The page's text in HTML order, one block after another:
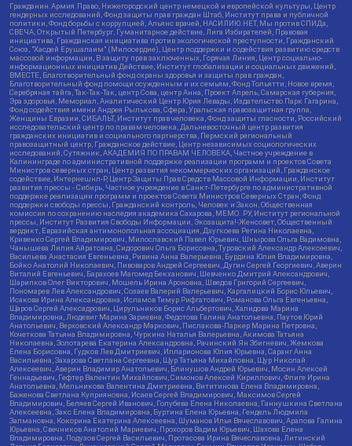
Гражданин.Армия.Право, Нижегородский центр немецкой и европейской культуры, Центр
гендерных исследований, Фонд защиты прав граждан Штаб, Институт права и публичной
политики, Фонд борьбы с коррупцией, Альянс врачей, НАСИЛИЮ.НЕТ, Мы против СПИДа,
СВЕЧА, Открытый Петербург, Гуманитарное действие, Лига Избирателей, Правовая
инициатива, Гражданская инициатива против экологической преступности, Гражданский
Союз, "Хасдей Ерушалаим" (Милосердие), Центр поддержки и содействия развитию средств
массовой информации, В защиту прав заключенных, Горячая Линия, Центр социально-
информационных инициатив Действие, Институт глобализации и социальных движений,
ВМЕСТЕ, Благотворительный фонд охраны здоровья и защиты прав граждан,
Благотворительный фонд помощи осужденным и их семьям, Фонд Тольятти, Новое время,
Серебряная тайга, Так-Так-Так, центр Сова, центр Анна, Проект Апрель, Самарская губерния,
Эра здоровья, Мемориал, Аналитический Центр Юрия Левады, Издательство Парк Гагарина,
Фонд содействия имени Андрея Рылькова, Сфера, Уральская правозащитная группа,
Женщины Евразии, СИБАЛЬТ, Институт прав человека, Фонд защиты гласности, Российский
исследовательский центр по правам человека, Дальневосточный центр развития
гражданских инициатив и социального партнерства, Пермский региональный
правозащитный центр, Гражданское действие, Центр независимых социологических
исследований, Сутяжник, АКАДЕМИЯ ПО ПРАВАМ ЧЕЛОВЕКА, Частное учреждение в
Калининграде по административной поддержке реализации программ и проектов Совета
Министров северных стран, Центр развития некоммерческих организаций, Гражданское
содействие, Интернешнл-Р, Центр Защиты Прав Средств Массовой Информации, Институт
развития прессы - Сибирь, Частное учреждение в Санкт-Петербурге по административной
поддержке реализации программ и проектов Совета Министров Северных Стран, Фонд
поддержки свободы прессы, Гражданский контроль, Человек и Закон, Общественная
комиссия по сохранению наследия академика Сахарова, МЕМО. РУ, Институт региональной
прессы, Институт Развития Свободы Информации, Экозащита!-Женсовет, Общественный
вердикт, Евразийская антимонопольная ассоциация, Дзугкоева Регина Николаевна,
Кривенко Сергей Владимирович, Милославский Павел Юрьевич, Шнырова Ольга Вадимовна,
Чанышева Лилия Айратовна, Сидорович Ольга Борисовна, Туровский Александр Алексеевич,
Васильева Анастасия Евгеньевна, Ривина Анна Валерьевна, Бурдина Юлия Владимировна,
Бойко Анатолий Николаевич, Пивоваров Андрей Сергеевич, Дугин Сергей Георгиевич, Аверин
Виталий Евгеньевич, Барахоев Магомед Бекханович, Шевченко Дмитрий Александрович,
Шарипков Олег Викторович, Мошель Ирина Ароновна, Шведов Григорий Сергеевич,
Пономарев Лев Александрович, Созаев Валерий Валерьевич, Каргалицкий Борис Юльевич,
Исакова Ирина Александровна, Исламов Тимур Рифгатович, Романова Ольга Евгеньевна,
Щаров Сергей Алексадрович, Цирульников Борис Альбертович, Халидова Марина
Владимировна, Людевиг Марина Зариевна, Федотова Галина Анатольевна, Паутов Юрий
Анатольевич, Верховский Александр Маркович, Пислакова-Паркер Марина Петровна,
Кочеткова Татьяна Владимировна, Чуркина Наталья Валерьевна, Акимова Татьяна
Николаевна, Золотарева Екатерина Александровна, Рачинский Ян Збигневич, Жемкова
Елена Борисовна, Гудков Лев Дмитриевич, Илларионова Юлия Юрьевна, Саранг Анна
Васильевна, Захарова Светлана Сергеевна, Щур Татьяна Михайловна, Щур Николай
Алексеевич, Аверин Владимир Анатольевич, Блинушов Андрей Юрьевич, Мосин Алексей
Геннадьевич, Гефтер Валентин Михайлович, Симонов Алексей Кириллович, Флиге Ирина
Анатольевна, Мельникова Валентина Дмитриевна, Вититинова Елена Владимировна,
Баженова Светлана Куприяновна, Исаев Сергей Владимирович, Максимов Сергей
Владимирович, Беляев Сергей Иванович, Голубева Елена Николаевна, Ганнушкина Светлана
Алексеевна, Закс Елена Владимировна, Буртина Елена Юрьевна, Гендель Людмила
Залмановна, Кокорина Екатерина Алексеевна, Шуманов Илья Вячеславович, Арапова Галина
Юрьевна, Свечников Анатолий Мариевич, Прохоров Вадим Юрьевич, Шахова Елена
Владимировна, Подузов Сергей Васильевич, Протасова Ирина Вячеславовна, Литинский